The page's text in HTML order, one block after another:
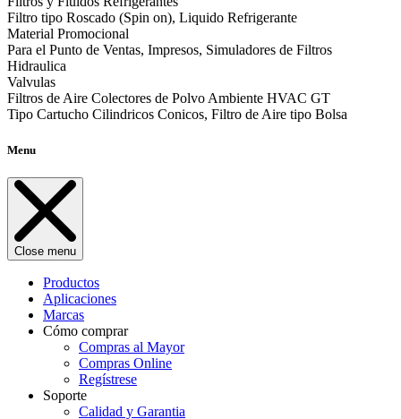
Filtro tipo Roscado (Spin on), Liquido Refrigerante
Material Promocional
Para el Punto de Ventas, Impresos, Simuladores de Filtros
Hidraulica
Valvulas
Filtros de Aire Colectores de Polvo Ambiente HVAC GT
Tipo Cartucho Cilindricos Conicos, Filtro de Aire tipo Bolsa
Menu
Close menu
Productos
Aplicaciones
Marcas
Cómo comprar
Compras al Mayor
Compras Online
Regístrese
Soporte
Calidad y Garantia